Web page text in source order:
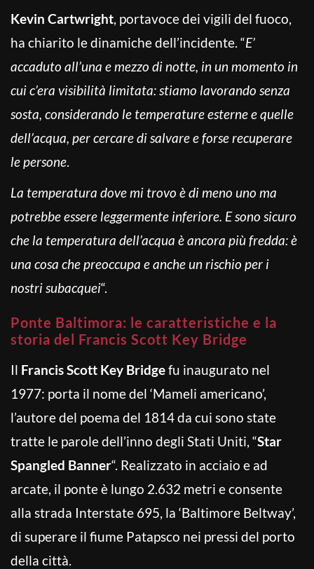
Kevin Cartwright, portavoce dei vigili del fuoco,
ha chiarito le dinamiche dell’incidente. “E’
accaduto all’una e mezzo di notte, in un momento in
cui c’era visibilità limitata: stiamo lavorando senza
sosta, considerando le temperature esterne e quelle
dell’acqua, per cercare di salvare e forse recuperare
le persone.
La temperatura dove mi trovo è di meno uno ma
potrebbe essere leggermente inferiore. E sono sicuro
che la temperatura dell’acqua è ancora più fredda: è
una cosa che preoccupa e anche un rischio per i
nostri subacquei“.
Ponte Baltimora: le caratteristiche e la
storia del Francis Scott Key Bridge
Il Francis Scott Key Bridgefu inaugurato nel
1977: porta il nome del ‘Mameli americano’,
l’autore del poema del 1814 da cui sono state
tratte le parole dell’inno degli Stati Uniti, “Star
Spangled Banner“. Realizzato in acciaio e ad
arcate, il ponte è lungo 2.632 metri e consente
alla strada Interstate 695, la ‘Baltimore Beltway’,
di superare il fiume Patapsco nei pressi del porto
della città.